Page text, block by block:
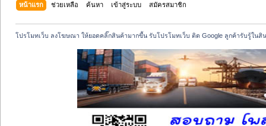
หน้าแรก ช่วยเหลือ ค้นหา เข้าสู่ระบบ สมัครสมาชิก
โปรโมทเว็บ ลงโฆษณา ให้ยอดคลิ๊กสินค้ามากขึ้น รับโปรโมทเว็บ ติด Google ลูกค้ารับรู้ใน